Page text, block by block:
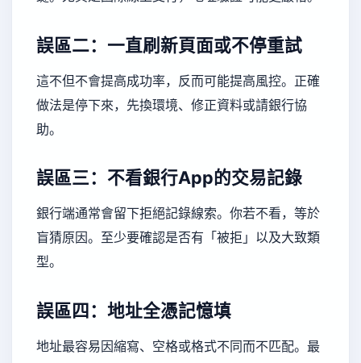
誤區二：一直刷新頁面或不停重試
這不但不會提高成功率，反而可能提高風控。正確
做法是停下來，先換環境、修正資料或請銀行協
助。
誤區三：不看銀行App的交易記錄
銀行端通常會留下拒絕記錄線索。你若不看，等於
盲猜原因。至少要確認是否有「被拒」以及大致類
型。
誤區四：地址全憑記憶填
地址最容易因縮寫、空格或格式不同而不匹配。最